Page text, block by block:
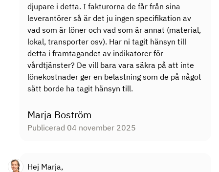
djupare i detta. I fakturorna de får från sina
leverantörer så är det ju ingen specifikation av
vad som är löner och vad som är annat (material,
lokal, transporter osv). Har ni tagit hänsyn till
detta i framtagandet av indikatorer för
vårdtjänster? De vill bara vara säkra på att inte
lönekostnader ger en belastning som de på något
sätt borde ha tagit hänsyn till.
Marja Boström
Publicerad 04 november 2025
Hej Marja,